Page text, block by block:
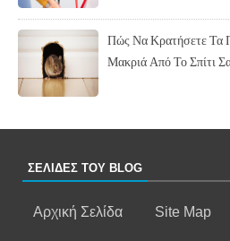
Πώς Να Κρατήσετε Τα
Μακριά Από Το Σπίτι
ΣΕΛΙΔΕΣ ΤΟΥ BLOG
Αρχική Σελίδα Site Map